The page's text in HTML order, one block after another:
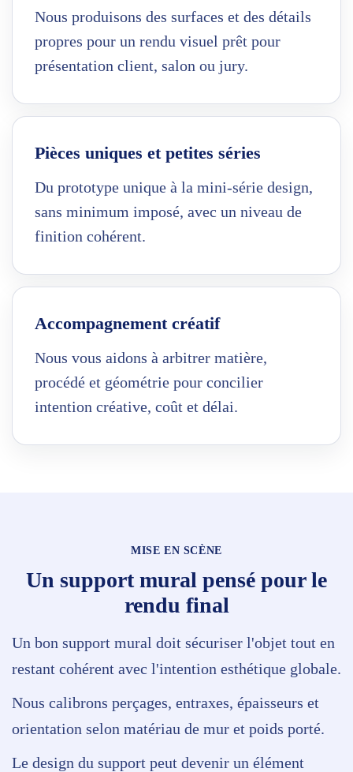
Nous produisons des surfaces et des détails
propres pour un rendu visuel prêt pour
présentation client, salon ou jury.
Pièces uniques et petites séries
Du prototype unique à la mini-série design,
sans minimum imposé, avec un niveau de
finition cohérent.
Accompagnement créatif
Nous vous aidons à arbitrer matière,
procédé et géométrie pour concilier
intention créative, coût et délai.
MISE EN SCÈNE
Un support mural pensé pour le
rendu final
Un bon support mural doit sécuriser l'objet tout en
restant cohérent avec l'intention esthétique globale.
Nous calibrons perçages, entraxes, épaisseurs et
orientation selon matériau de mur et poids porté.
Le design du support peut devenir un élément